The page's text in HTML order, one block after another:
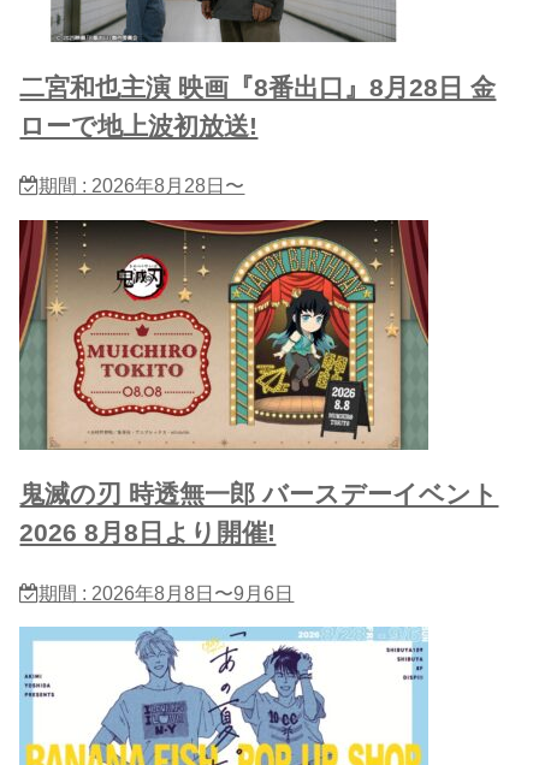
二宮和也主演 映画『8番出口』8月28日 金
ローで地上波初放送!
期間 : 2026年8月28日〜
鬼滅の刃 時透無一郎 バースデーイベント
2026 8月8日より開催!
期間 : 2026年8月8日〜9月6日